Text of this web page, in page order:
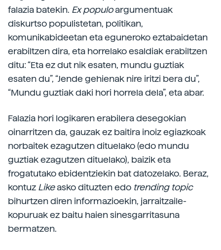
falazia batekin. Ex populoargumentuak
diskurtso populistetan, politikan,
komunikabideetan eta eguneroko eztabaidetan
erabiltzen dira, eta horrelako esaldiak erabiltzen
ditu: “Eta ez dut nik esaten, mundu guztiak
esaten du”, “Jende gehienak nire iritzi bera du”,
“Mundu guztiak daki hori horrela dela”, eta abar.
Falazia hori logikaren erabilera desegokian
oinarritzen da, gauzak ez baitira inoiz egiazkoak
norbaitek ezagutzen dituelako (edo mundu
guztiak ezagutzen dituelako), baizik eta
frogatutako ebidentziekin bat datozelako. Beraz,
kontuz Likeasko dituzten edo trending topic
bihurtzen diren informazioekin, jarraitzaile-
kopuruak ez baitu haien sinesgarritasuna
bermatzen.